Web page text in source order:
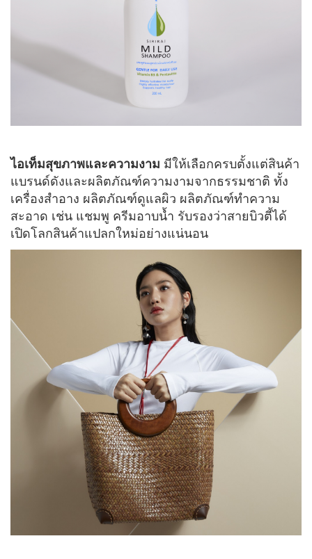
ไอเท็มสุขภาพและความงาม มีให้เลือกครบตั้งแต่สินค้า
แบรนด์ดังและผลิตภัณฑ์ความงามจากธรรมชาติ ทั้ง
เครื่องสำอาง ผลิตภัณฑ์ดูแลผิว ผลิตภัณฑ์ทำความ
สะอาด เช่น แชมพู ครีมอาบน้ำ รับรองว่าสายบิวตี้ได้
เปิดโลกสินค้าแปลกใหม่อย่างแน่นอน